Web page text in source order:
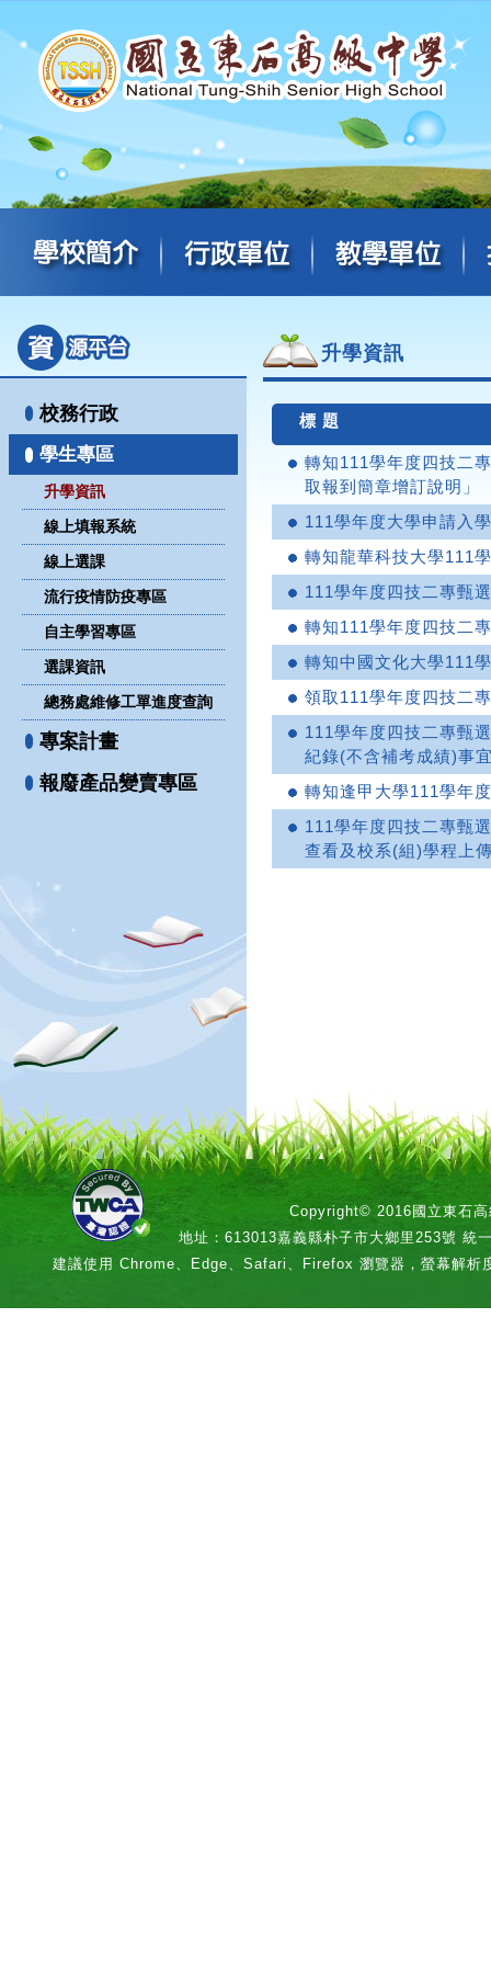
校務行政
學生專區
升學資訊
線上填報系統
線上選課
流行疫情防疫專區
自主學習專區
選課資訊
總務處維修工單進度查詢
專案計畫
報廢產品變賣專區
升學資訊
標 題
轉知111學年度四技二
取報到簡章增訂說明」
111學年度大學申請入
轉知龍華科技大學111
111學年度四技二專甄
轉知111學年度四技二
轉知中國文化大學111
領取111學年度四技二
111學年度四技二專甄
紀錄(不含補考成績)事
轉知逢甲大學111學年
111學年度四技二專甄
查看及校系(組)學程上
Copyright© 2016國立東石高
地址：613013嘉義縣朴子市大鄉里253號 統
建議使用 Chrome、Edge、Safari、Firefox 瀏覽器，螢幕解